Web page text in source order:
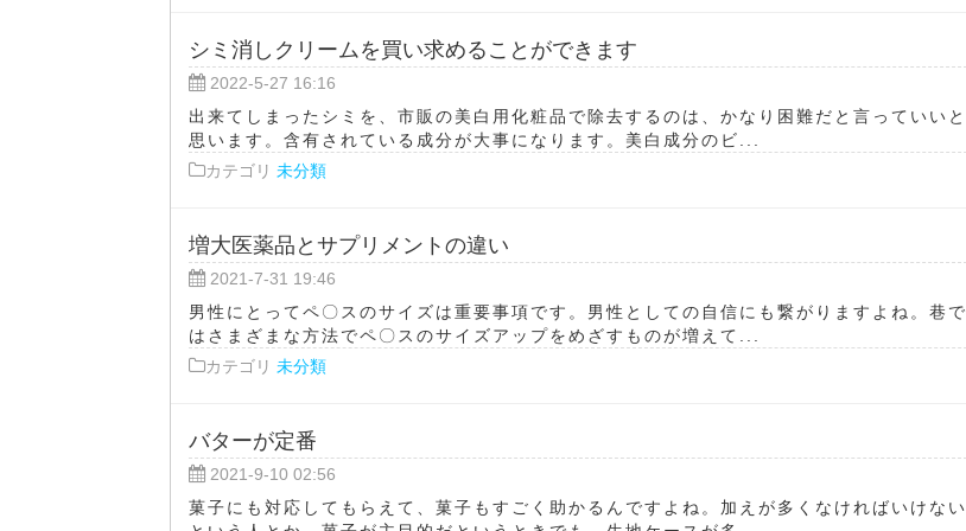
シミ消しクリームを買い求めることができます
2022-5-27 16:16
出来てしまったシミを、市販の美白用化粧品で除去するのは、かなり困難だと言っていいと
思います。含有されている成分が大事になります。美白成分のビ...
カテゴリ 未分類
増大医薬品とサプリメントの違い
2021-7-31 19:46
男性にとってペ〇スのサイズは重要事項です。男性としての自信にも繋がりますよね。巷で
はさまざまな方法でペ〇スのサイズアップをめざすものが増えて...
カテゴリ 未分類
バターが定番
2021-9-10 02:56
菓子にも対応してもらえて、菓子もすごく助かるんですよね。加えが多くなければいけない